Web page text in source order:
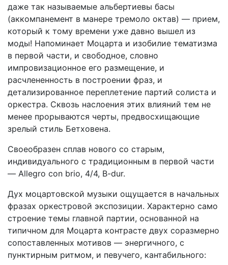
даже так называемые альбертиевы басы
(аккомпанемент в манере тремоло октав) — прием,
который к тому времени уже давно вышел из
моды! Напоминает Моцарта и изобилие тематизма
в первой части, и свободное, словно
импровизационное его размещение, и
расчлененность в построении фраз, и
детализированное переплетение партий солиста и
оркестра. Сквозь наслоения этих влияний тем не
менее прорываются черты, предвосхищающие
зрелый стиль Бетховена.
Своеобразен сплав нового со старым,
индивидуального с традиционным в первой части
— Allegro con brio, 4/4, B-dur.
Дух моцартовской музыки ощущается в начальных
фразах оркестровой экспозиции. Характерно само
строение темы главной партии, основанной на
типичном для Моцарта контрасте двух соразмерно
сопоставленных мотивов — энергичного, с
пунктирным ритмом, и певучего, кантабильного: